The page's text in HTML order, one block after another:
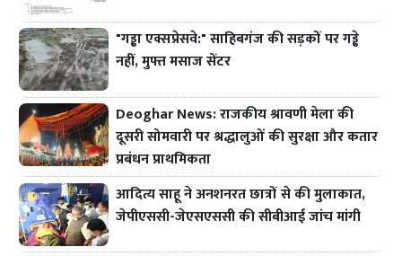
"गड्ढा एक्सप्रेसवे:" साहिबगंज की सड़कों पर गड्ढे
नहीं, मुफ्त मसाज सेंटर
Deoghar News: राजकीय श्रावणी मेला की
दूसरी सोमवारी पर श्रद्धालुओं की सुरक्षा और कतार
प्रबंधन प्राथमिकता
आदित्य साहू ने अनशनरत छात्रों से की मुलाकात,
जेपीएससी-जेएसएससी की सीबीआई जांच मांगी